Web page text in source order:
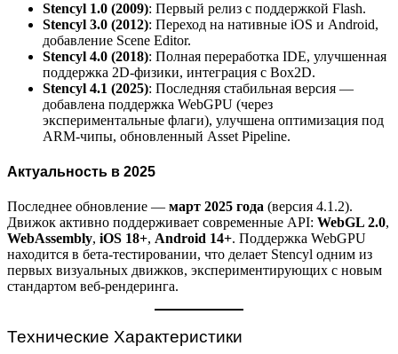
Stencyl 1.0 (2009): Первый релиз с поддержкой Flash.
Stencyl 3.0 (2012): Переход на нативные iOS и Android,
добавление Scene Editor.
Stencyl 4.0 (2018): Полная переработка IDE, улучшенная
поддержка 2D-физики, интеграция с Box2D.
Stencyl 4.1 (2025): Последняя стабильная версия —
добавлена поддержка WebGPU (через
экспериментальные флаги), улучшена оптимизация под
ARM-чипы, обновленный Asset Pipeline.
Актуальность в 2025
Последнее обновление — март 2025 года (версия 4.1.2).
Движок активно поддерживает современные API: WebGL 2.0,
WebAssembly, iOS 18+, Android 14+. Поддержка WebGPU
находится в бета-тестировании, что делает Stencyl одним из
первых визуальных движков, экспериментирующих с новым
стандартом веб-рендеринга.
Технические Характеристики